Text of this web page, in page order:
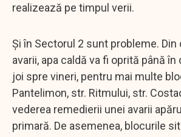
realizează pe timpul verii.
Şi în Sectorul 2 sunt probleme. Din
avarii, apa caldă va fi oprită până
joi spre vineri, pentru mai multe
Pantelimon, str. Ritmului, str.
vederea remedierii unei avarii
primară. De asemenea, blocurile